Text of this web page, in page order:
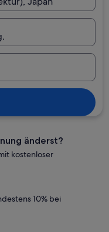
änderst?
kostenloser
10% bei